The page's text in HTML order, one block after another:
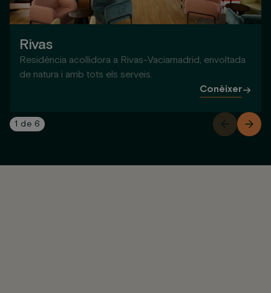
Rivas
Residència acollidora a Rivas-Vaciamadrid, envoltada
de natura i amb tots els serveis.
Conèixer
1 de 6